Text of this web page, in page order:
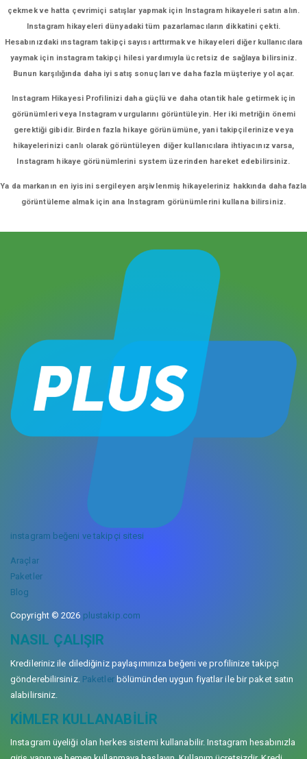
çekmek ve hatta çevrimiçi satışlar yapmak için Instagram hikayeleri satın alın.
Instagram hikayeleri dünyadaki tüm pazarlamacıların dikkatini çekti.
Hesabınızdaki ınstagram takipçi sayısı arttırmak ve hikayeleri diğer kullanıcılara
yaymak için instagram takipçi hilesi yardımıyla ücretsiz de sağlaya bilirsiniz.
Bunun karşılığında daha iyi satış sonuçları ve daha fazla müşteriye yol açar.
Instagram Hikayesi Profilinizi daha güçlü ve daha otantik hale getirmek için
görünümleri veya Instagram vurgularını görüntüleyin. Her iki metriğin önemi
gerektiği gibidir. Birden fazla hikaye görünümüne, yani takipçilerinize veya
hikayelerinizi canlı olarak görüntüleyen diğer kullanıcılara ihtiyacınız varsa,
Instagram hikaye görünümlerini system üzerinden hareket edebilirsiniz.
Ya da markanın en iyisini sergileyen arşivlenmiş hikayeleriniz hakkında daha fazla
görüntüleme almak için ana Instagram görünümlerini kullana bilirsiniz.
instagram beğeni ve takipçi sitesi
Araçlar
Paketler
Blog
Copyright © 2026 plustakip.com
NASIL ÇALIŞIR
Kredileriniz ile dilediğiniz paylaşımınıza beğeni ve profilinize takipçi
gönderebilirsiniz. Paketlerbölümünden uygun fiyatlar ile bir paket satın
alabilirsiniz.
KIMLER KULLANABILIR
Instagram üyeliği olan herkes sistemi kullanabilir. Instagram hesabınızla